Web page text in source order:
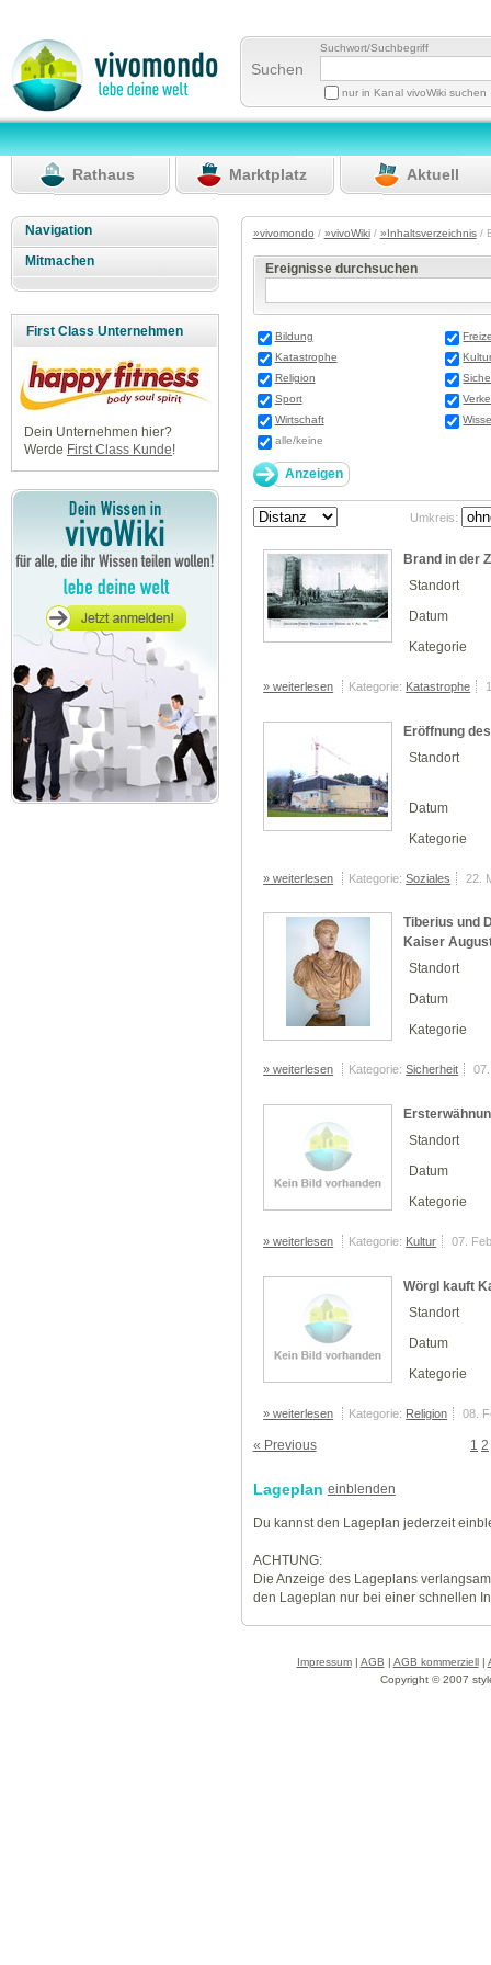
Suchen
Suchwort/Suchbegriff
nur in Kanal vivoWiki suchen
Rathaus Marktplatz Aktuell
Navigation
Mitmachen
First Class Unternehmen
Dein Unternehmen hier?
Werde First Class Kunde!
»vivomondo / »vivoWiki/ »Inhaltsverzeichnis/
Ereignisse durchsuchen
Bildung
Katastrophe
Religion
Sport
Wirtschaft
alle/keine
Umkreis:
Brand in der
Standort
Datum
Kategorie
» weiterlesen Kategorie: Katastrophe
Eröffnung
Standort
Datum
Kategorie
» weiterlesen Kategorie:Soziales 22.
Tiberius und
Kaiser
Standort
Datum
Kategorie
» weiterlesen Kategorie:Sicherheit
Standort
Datum
Kategorie
» weiterlesen Kategorie: Kultur 07.
Wörgl kauft
Standort
Datum
Kategorie
» weiterlesen Kategorie: Religion 08.
« Previous 1 2
Lageplan einblenden
Du kannst den Lageplan jederzeit
ACHTUNG:
Die Anzeige des Lageplans
den Lageplan nur bei einer schnellen
Impressum| AGB | AGB kommerziell|
Copyright © 2007